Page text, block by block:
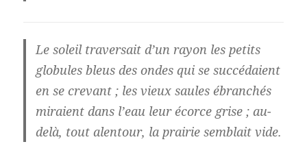
Le soleil traversait d’un rayon les petits
globules bleus des ondes qui se succédaient
en se crevant ; les vieux saules ébranchés
miraient dans l’eau leur écorce grise ; au-
delà, tout alentour, la prairie semblait vide.